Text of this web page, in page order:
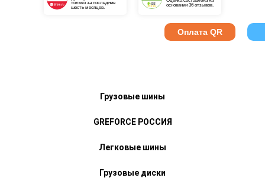
Оплата QR
основании 36 отзывов.
только за последние
шесть месяцев.
Грузовые шины
GREFORCE РОССИЯ
Легковые шины
Грузовые диски